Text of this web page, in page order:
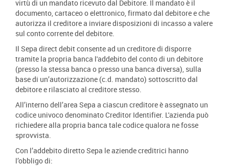
virtù di un mandato ricevuto dal Debitore. Il mandato è il
documento, cartaceo o elettronico, firmato dal debitore e che
autorizza il creditore a inviare disposizioni di incasso a valere
sul conto corrente del debitore.
Il Sepa direct debit consente ad un creditore di disporre
tramite la propria banca l'addebito del conto di un debitore
(presso la stessa banca o presso una banca diversa), sulla
base di un’autorizzazione (c.d. mandato) sottoscritto dal
debitore e rilasciato al creditore stesso.
All’interno dell’area Sepa a ciascun creditore è assegnato un
codice univoco denominato Creditor Identifier. L'azienda può
richiedere alla propria banca tale codice qualora ne fosse
sprovvista.
Con l’addebito diretto Sepa le aziende creditrici hanno
l’obbligo di: